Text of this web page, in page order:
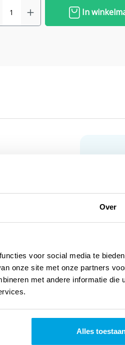
Over
voor social media te
onze site met onze partners
met andere informatie die
Alles
In
onderwerp
leven zijn
Wij
uur.